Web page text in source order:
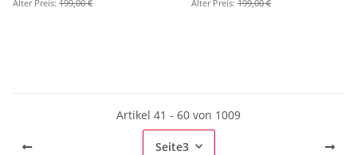
Alter Preis: 199,00 € Alter Preis: 199,00 €
Artikel 41 - 60 von 1009
Seite3